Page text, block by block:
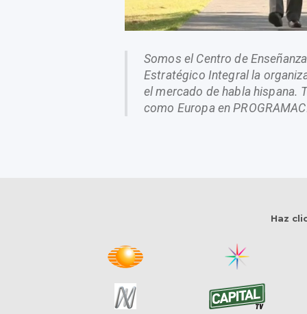
Somos el Centro de
Estratégico Integral la
el mercado de habla hispana.
como Europa en
Haz